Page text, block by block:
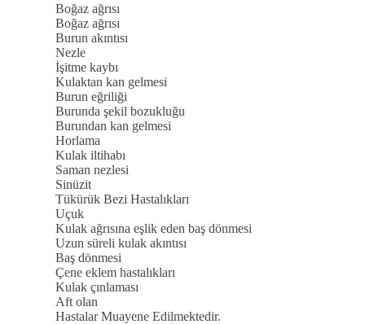
Boğaz ağrısı
Boğaz ağrısı
Burun akıntısı
Nezle
İşitme kaybı
Kulaktan kan gelmesi
Burun eğriliği
Burunda şekil bozukluğu
Burundan kan gelmesi
Horlama
Kulak iltihabı
Saman nezlesi
Sinüzit
Tükürük Bezi Hastalıkları
Uçuk
Kulak ağrısına eşlik eden baş dönmesi
Uzun süreli kulak akıntısı
Baş dönmesi
Çene eklem hastalıkları
Kulak çınlaması
Aft olan
Hastalar Muayene Edilmektedir.